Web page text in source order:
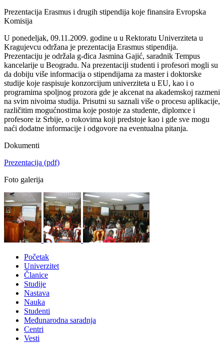
Prezentacija Erasmus i drugih stipendija koje finansira Evropska
Komisija
U ponedeljak, 09.11.2009. godine u u Rektoratu Univerziteta u
Kragujevcu održana je prezentacija Erasmus stipendija.
Prezentaciju je održala g-đica Jasmina Gajić, saradnik Tempus
kancelarije u Beogradu. Na prezentaciji studenti i profesori mogli su
da dobiju više informacija o stipendijama za master i doktorske
studije koje raspisuje konzorcijum univerziteta u EU, kao i o
programima spoljnog prozora gde je akcenat na akademskoj razmeni
na svim nivoima studija. Prisutni su saznali više o procesu aplikacije,
različitim mogućnostima koje postoje za studente, diplomce i
profesore iz Srbije, o rokovima koji predstoje kao i gde sve mogu
naći dodatne informacije i odgovore na eventualna pitanja.
Dokumenti
Prezentacija (pdf)
Foto galerija
Početak
Univerzitet
Članice
Studije
Nastava
Nauka
Studenti
Međunarodna saradnja
Centri
Vesti